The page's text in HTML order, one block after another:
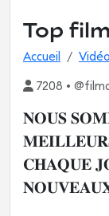
Top
Accueil
7208 •
𝐍𝐎𝐔𝐒
𝐂𝐇𝐀𝐐𝐔𝐄